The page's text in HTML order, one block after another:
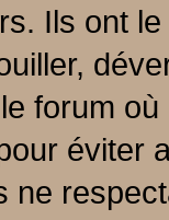
Ils ont
forum
éviter
ne